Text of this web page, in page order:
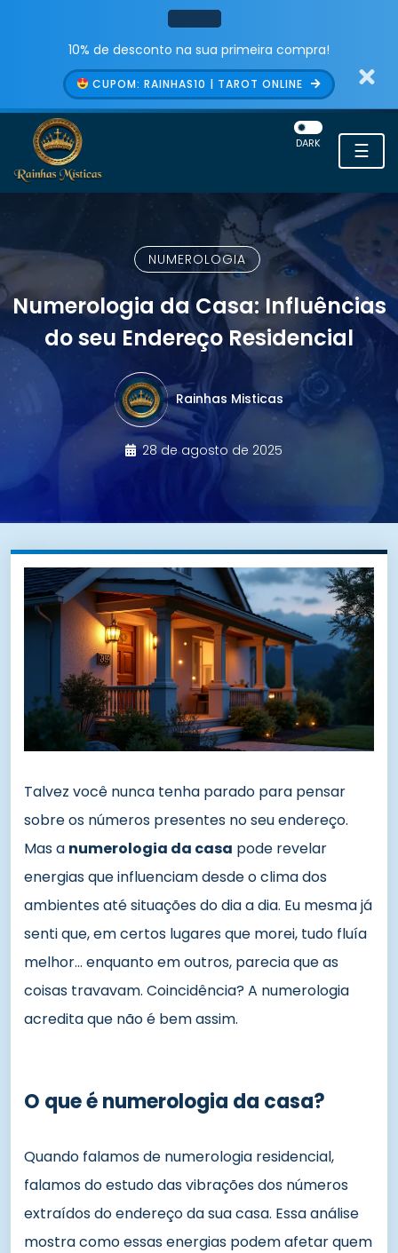
10% de desconto na sua primeira compra!
CUPOM: RAINHAS10 | TAROT ONLINE
☰
DARK
NUMEROLOGIA
Numerologia da Casa: Influências
do seu Endereço Residencial
Rainhas Misticas
28 de agosto de 2025
Talvez você nunca tenha parado para pensar
sobre os números presentes no seu endereço.
Mas a numerologia da casa pode revelar
energias que influenciam desde o clima dos
ambientes até situações do dia a dia. Eu mesma já
senti que, em certos lugares que morei, tudo fluía
melhor… enquanto em outros, parecia que as
coisas travavam. Coincidência? A numerologia
acredita que não é bem assim.
O que é numerologia da casa?
Quando falamos de numerologia residencial,
falamos do estudo das vibrações dos números
extraídos do endereço da sua casa. Essa análise
mostra como essas energias podem afetar quem